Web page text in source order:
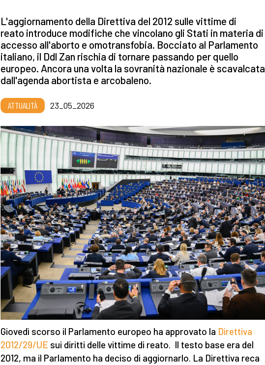
L'aggiornamento della Direttiva del 2012 sulle vittime di
reato introduce modifiche che vincolano gli Stati in materia di
accesso all'aborto e omotransfobia. Bocciato al Parlamento
italiano, il Ddl Zan rischia di tornare passando per quello
europeo. Ancora una volta la sovranità nazionale è scavalcata
dall'agenda abortista e arcobaleno.
ATTUALITÀ 23_05_2026
Giovedì scorso il Parlamento europeo ha approvato la Direttiva
2012/29/UE sui diritti delle vittime di reato. Il testo base era del
2012, ma il Parlamento ha deciso di aggiornarlo. La Direttiva reca